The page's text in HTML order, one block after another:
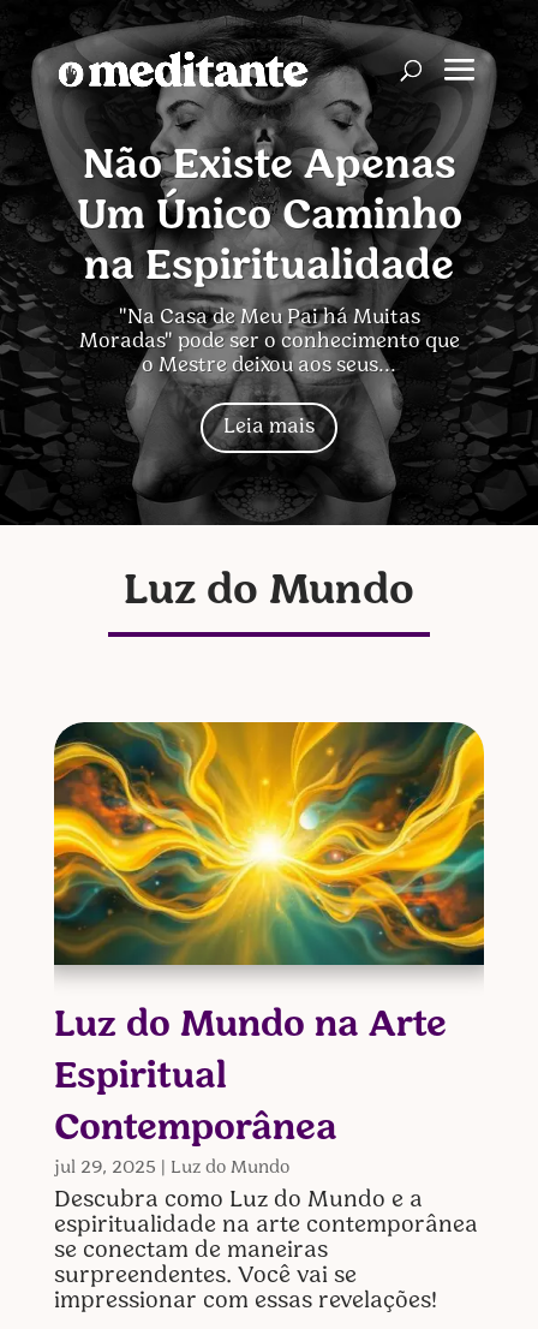
Não Existe Apenas
Um Único Caminho
na Espiritualidade
"Na Casa de Meu Pai há Muitas
Moradas" pode ser o conhecimento que
o Mestre deixou aos seus...
Leia mais
Luz do Mundo
Luz do Mundo na Arte
Espiritual
Contemporânea
jul 29, 2025 Luz do Mundo
Descubra como Luz do Mundo e a
espiritualidade na arte contemporânea
se conectam de maneiras
surpreendentes. Você vai se
impressionar com essas revelações!